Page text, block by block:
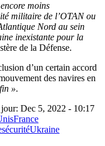
moins
militaire de l’OTAN ou
Nord au sein
inexistante pour la
de la Défense.
d’un certain accord
des navires en
».
Dec 5, 2022 - 10:17
France
sécuritéUkraine